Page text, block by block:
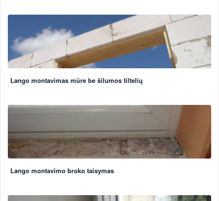
Lango montavimas mūre be šilumos tiltelių
Lango montavimo broko taisymas